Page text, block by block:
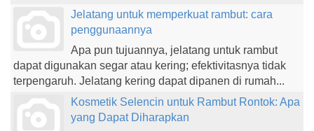
Jelatang untuk memperkuat rambut: cara
penggunaannya
Apa pun tujuannya, jelatang untuk rambut
dapat digunakan segar atau kering; efektivitasnya tidak
terpengaruh. Jelatang kering dapat dipanen di rumah...
Kosmetik Selencin untuk Rambut Rontok: Apa
yang Dapat Diharapkan